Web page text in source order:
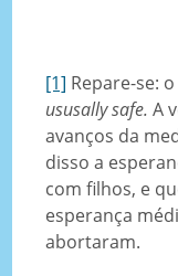
[1] Repare-se:
ususally safe.A
avanços da
disso a
com filhos, e
esperança
abortaram.